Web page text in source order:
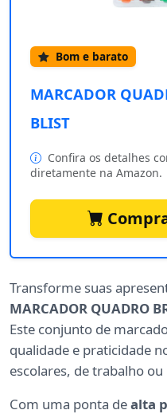
Bom e barato
MARCADOR
BLIST
Confira os detalhes
diretamente na Amazon.
Transforme suas
MARCADOR QUADRO
Este conjunto de
qualidade e praticidade
escolares, de trabalho ou
Com uma ponta dealta